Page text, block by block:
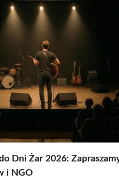
Dni Żar 2026:
i NGO